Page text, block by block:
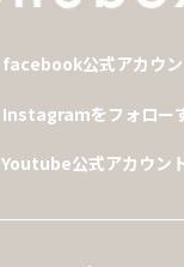
facebook公式アカウン
Instagramをフォロー
Youtube公式アカウン